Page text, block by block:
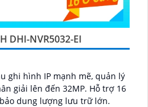
DHI-NVR5032-EI
ghi hình IP mạnh mẽ, quản lý
lên đến 32MP. Hỗ trợ 16
dung lượng lưu trữ lớn.